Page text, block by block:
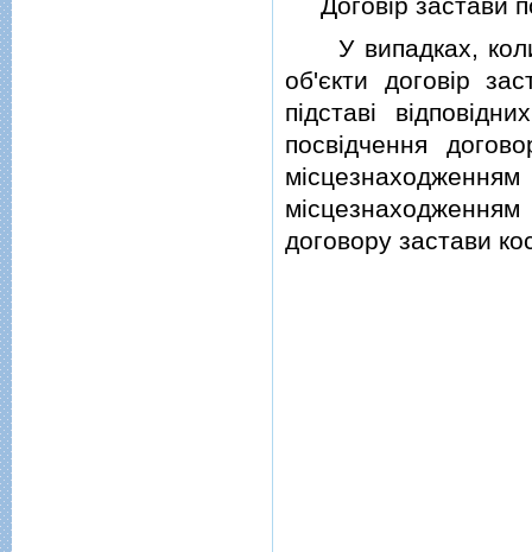
У випадках, коли
об'єкти договiр
пiдставi
посвiдчення
договору застави